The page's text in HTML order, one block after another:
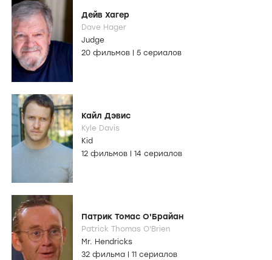
Дейв Хагер
Dave Hager
Judge
20 фильмов
5 сериалов
Кайл Дэвис
Kyle Davis
Kid
12 фильмов
14 сериалов
Патрик Томас О'Брайан
Patrick Thomas O'Brien
Mr. Hendricks
32 фильма
11 сериалов